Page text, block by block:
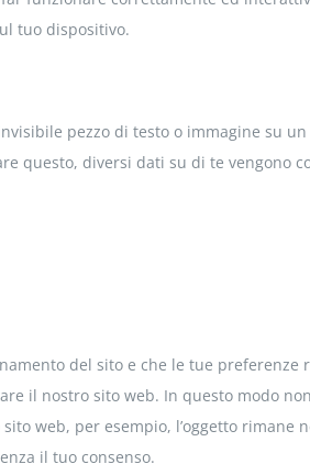
tuo dispositivo.
pezzo di testo o immagine su
questo, diversi dati su di te vengono
del sito e che le tue preferenze
il nostro sito web. In questo modo
web, per esempio, l’oggetto rimane
il tuo consenso.